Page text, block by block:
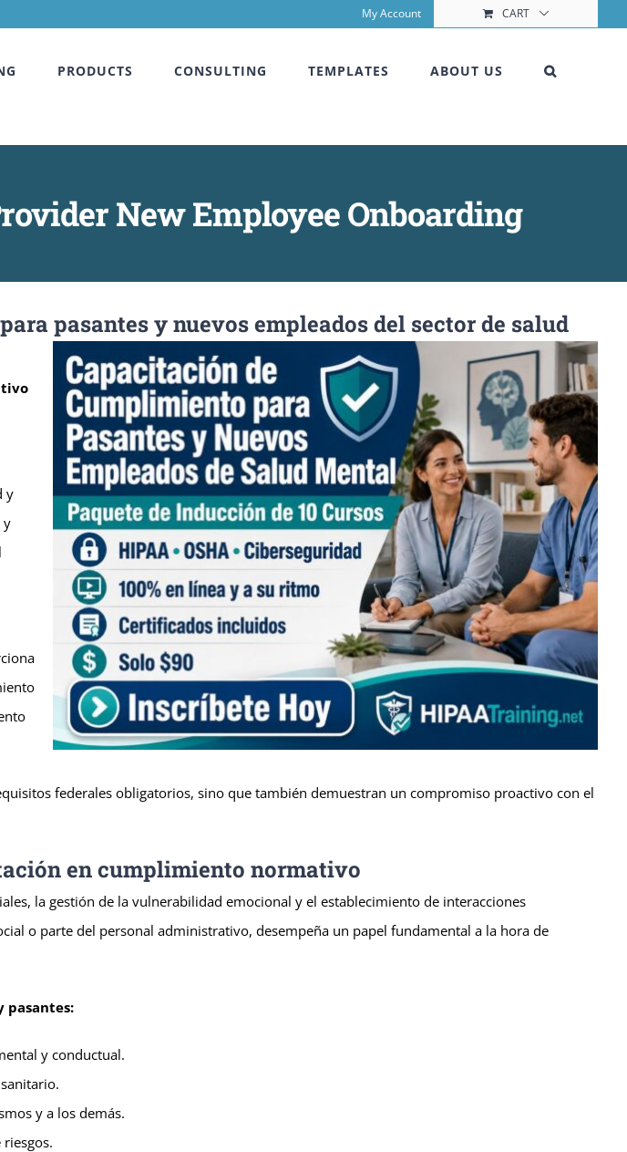
My Account CART
PRODUCTS CONSULTING TEMPLATES ABOUT US
New Employee Onboarding
pasantes y nuevos empleados del sector de salud
y
y
federales obligatorios, sino que también demuestran un compromiso proactivo con el
en cumplimiento normativo
la gestión de la vulnerabilidad emocional y el establecimiento de interacciones
o parte del personal administrativo, desempeña un papel fundamental a la hora de
pasantes:
y conductual.
y a los demás.